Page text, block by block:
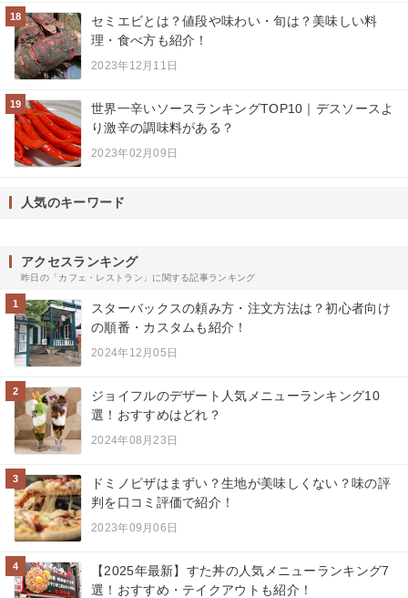
18
セミエビとは？値段や味わい・旬は？美味しい料
理・食べ方も紹介！
2023年12月11日
19
世界一辛いソースランキングTOP10｜デスソースよ
り激辛の調味料がある？
2023年02月09日
人気のキーワード
アクセスランキング
昨日の「カフェ・レストラン」に関する記事ランキング
1
スターバックスの頼み方・注文方法は？初心者向け
の順番・カスタムも紹介！
2024年12月05日
2
ジョイフルのデザート人気メニューランキング10
選！おすすめはどれ？
2024年08月23日
3
ドミノピザはまずい？生地が美味しくない？味の評
判を口コミ評価で紹介！
2023年09月06日
4
【2025年最新】すた丼の人気メニューランキング7
選！おすすめ・テイクアウトも紹介！